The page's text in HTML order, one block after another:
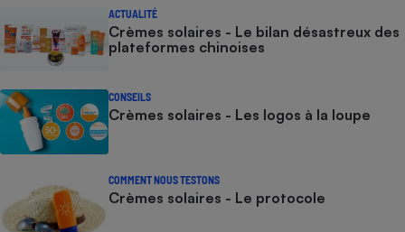
ACTUALITÉ
Crèmes solaires - Le bilan désastreux des
plateformes chinoises
CONSEILS
Crèmes solaires - Les logos à la loupe
COMMENT NOUS TESTONS
Crèmes solaires - Le protocole